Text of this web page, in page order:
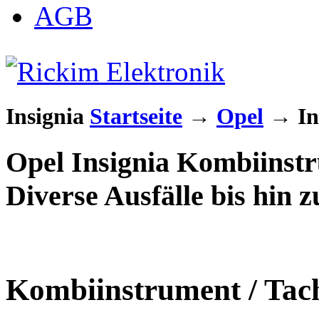
AGB
Insignia Startseite → Opel →
Opel Insignia
Diverse Ausfälle bis hin
Kombiinstrument /